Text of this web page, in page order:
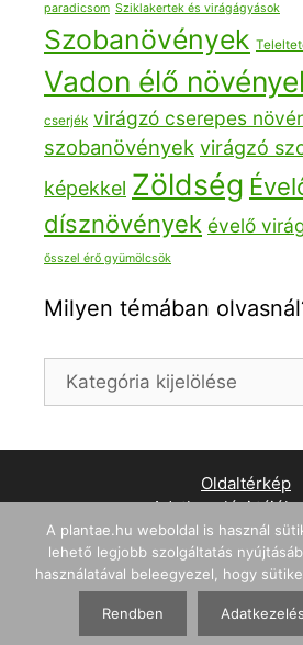
paradicsom Sziklakertek és virágágyások
Szobanövények
Vadon élő
cserjék virágzó cserepes
szobanövények virágzó
képekkel Zöldség
dísznövények évelő
ősszel érő gyümölcsök
Milyen témában
Milyen
témában
Oldaltérkép
Adatkezelési
WordPress weboldal
© 2026 Plantae - A Növények
A plantae.hu weboldal is használ
lehető legjobb szolgáltatás
használatával beleegyezel, hogy
Rendben